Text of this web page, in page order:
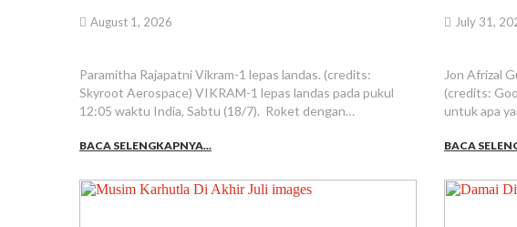
August 1, 2026
Paramitha Rajapatni Vikram-1 lepas landas. (credits:
Skyroot Aerospace) VIKRAM-1 lepas landas pada pukul
12:05 waktu India, Sabtu (18/7). Roket dengan…
BACA SELENGKAPNYA...
July 31,
Jon Afrizal
(credits:
untuk apa
BACA